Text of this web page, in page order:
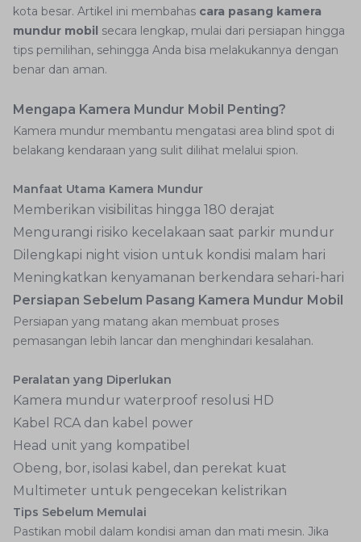
kota besar. Artikel ini membahas cara pasang kamera
mundur mobil secara lengkap, mulai dari persiapan hingga
tips pemilihan, sehingga Anda bisa melakukannya dengan
benar dan aman.
Mengapa Kamera Mundur Mobil Penting?
Kamera mundur membantu mengatasi area blind spot di
belakang kendaraan yang sulit dilihat melalui spion.
Manfaat Utama Kamera Mundur
Memberikan visibilitas hingga 180 derajat
Mengurangi risiko kecelakaan saat parkir mundur
Dilengkapi night vision untuk kondisi malam hari
Meningkatkan kenyamanan berkendara sehari-hari
Persiapan Sebelum Pasang Kamera Mundur Mobil
Persiapan yang matang akan membuat proses
pemasangan lebih lancar dan menghindari kesalahan.
Peralatan yang Diperlukan
Kamera mundur waterproof resolusi HD
Kabel RCA dan kabel power
Head unit yang kompatibel
Obeng, bor, isolasi kabel, dan perekat kuat
Multimeter untuk pengecekan kelistrikan
Tips Sebelum Memulai
Pastikan mobil dalam kondisi aman dan mati mesin. Jika